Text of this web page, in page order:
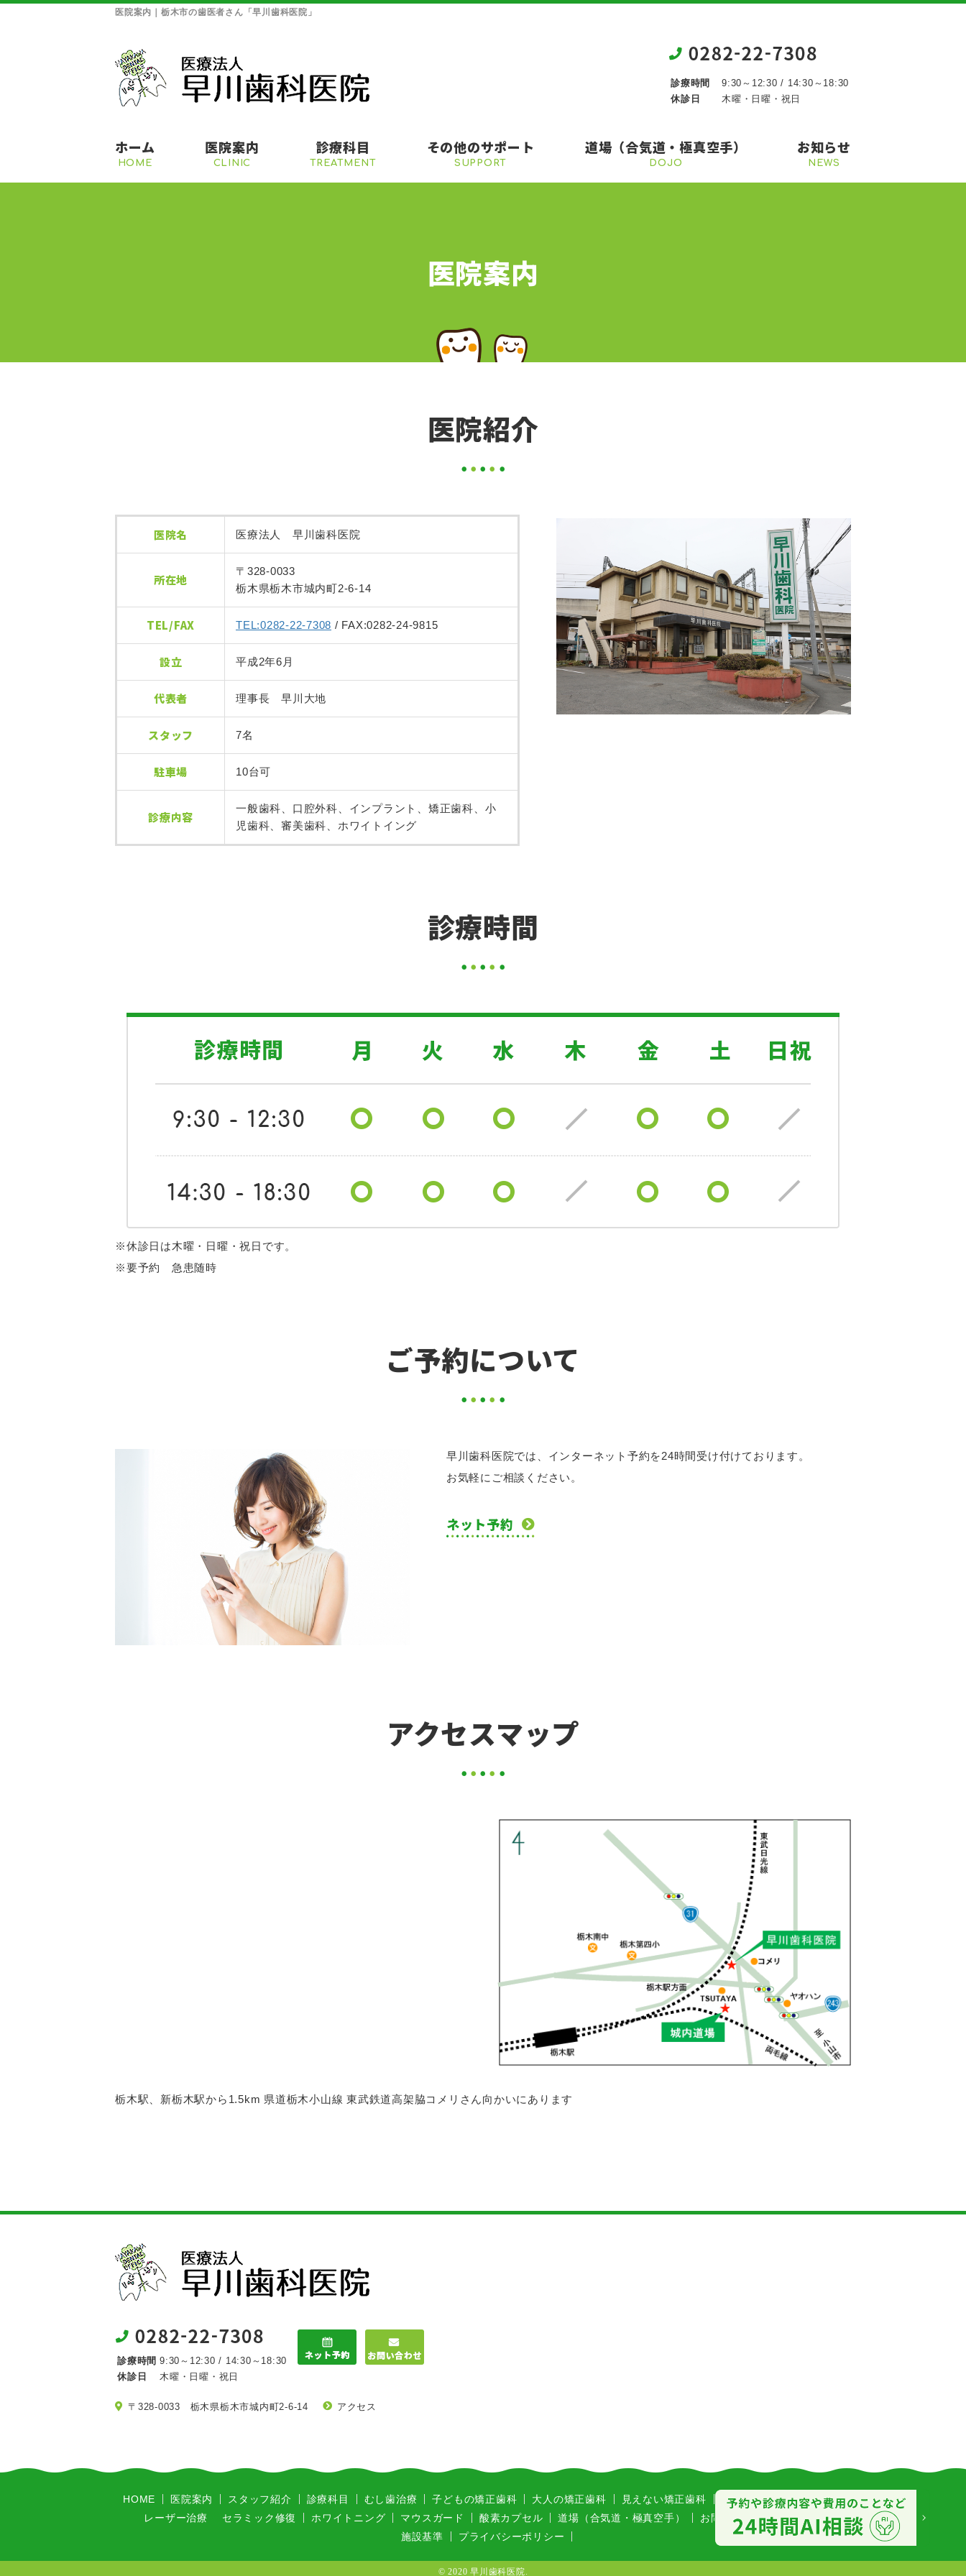
医院案内｜栃木市の歯医者さん「早川歯科医院」
診療時間
9:30～12:30 / 14:30～18:30
休診日
木曜・日曜・祝日
ホーム
HOME
医院案内
CLINIC
診療科目
TREATMENT
その他のサポート
SUPPORT
道場（合気道・極真空手）
DOJO
お知らせ
NEWS
医院案内
医院紹介
医院名 医療法人 早川歯科医院
所在地
〒328-0033
栃木県栃木市城内町2-6-14
TEL/FAX TEL:0282-22-7308 / FAX:0282-24-9815
設立 平成2年6月
代表者 理事長 早川大地
スタッフ 7名
駐車場 10台可
診療内容
一般歯科、口腔外科、インプラント、矯正歯科、小
児歯科、審美歯科、ホワイトイング
診療時間
※休診日は木曜・日曜・祝日です。
※要予約 急患随時
ご予約について
早川歯科医院では、インターネット予約を24時間受け付けております。
お気軽にご相談ください。
ネット予約
アクセスマップ
栃木駅、新栃木駅から1.5km 県道栃木小山線 東武鉄道高架脇コメリさん向かいにあります
診療時間 9:30～12:30 / 14:30～18:30
休診日
木曜・日曜・祝日
〒328-0033 栃木県栃木市城内町2-6-14 アクセス
HOME 医院案内 スタッフ紹介 診療科目 むし歯治療 子どもの矯正歯科 大人の矯正歯科 見えない矯正歯科 口腔外科
インプラント
レーザー治療
セラミック修復 ホワイトニング マウスガード 酸素カプセル 道場 （合気道・極真空手） お問い合わせ
新着情報
施設基準
プライバシーポリシー
© 2020 早川歯科医院.